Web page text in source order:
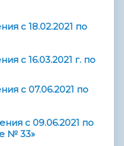
с 18.02.2021 по
с 16.03.2021 г. по
с 07.06.2021 по
с 09.06.2021 по
№ 33»